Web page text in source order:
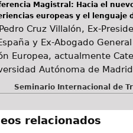
Magistral: Hacia el
europeas y el lenguaje
Cruz Villalón, Ex-
y Ex-Abogado
Europea, actualmente
Autónoma de
Seminario Internacional de
relacionados